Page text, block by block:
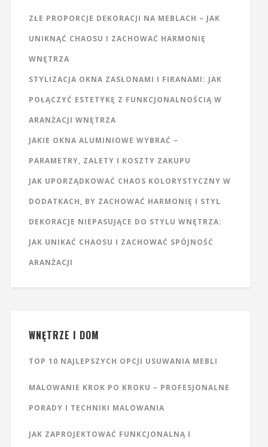
ZŁE PROPORCJE DEKORACJI NA MEBLACH – JAK
UNIKNĄĆ CHAOSU I ZACHOWAĆ HARMONIĘ
WNĘTRZA
STYLIZACJA OKNA ZASŁONAMI I FIRANAMI: JAK
POŁĄCZYĆ ESTETYKĘ Z FUNKCJONALNOŚCIĄ W
ARANŻACJI WNĘTRZA
JAKIE OKNA ALUMINIOWE WYBRAĆ –
PARAMETRY, ZALETY I KOSZTY ZAKUPU
JAK UPORZĄDKOWAĆ CHAOS KOLORYSTYCZNY W
DODATKACH, BY ZACHOWAĆ HARMONIĘ I STYL
DEKORACJE NIEPASUJĄCE DO STYLU WNĘTRZA:
JAK UNIKAĆ CHAOSU I ZACHOWAĆ SPÓJNOŚĆ
ARANŻACJI
WNĘTRZE I DOM
TOP 10 NAJLEPSZYCH OPCJI USUWANIA MEBLI
MALOWANIE KROK PO KROKU – PROFESJONALNE
PORADY I TECHNIKI MALOWANIA
JAK ZAPROJEKTOWAĆ FUNKCJONALNĄ I